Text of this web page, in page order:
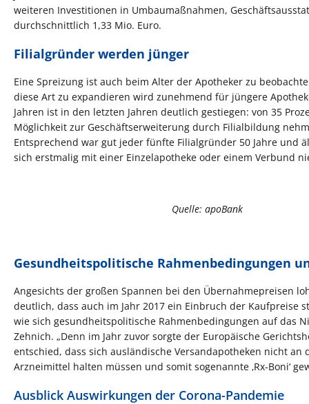
weiteren Investitionen in Umbaumaßnahmen,
durchschnittlich 1,33 Mio. Euro.
Filialgründer werden jünger
Eine Spreizung ist auch beim Alter der Apotheker zu
diese Art zu expandieren wird zunehmend für jüngere
Jahren ist in den letzten Jahren deutlich gestiegen: von 35
Möglichkeit zur Geschäftserweiterung durch Filialbildung
Entsprechend war gut jeder fünfte Filialgründer 50 Jahre und
sich erstmalig mit einer Einzelapotheke oder einem Verbund
Quelle: apoBank
Gesundheitspolitische Rahmenbedingungen
Angesichts der großen Spannen bei den Übernahmepreisen
deutlich, dass auch im Jahr 2017 ein Einbruch der Kaufpreise
wie sich gesundheitspolitische Rahmenbedingungen auf das
Zehnich. „Denn im Jahr zuvor sorgte der Europäische
entschied, dass sich ausländische Versandapotheken nicht
Arzneimittel halten müssen und somit sogenannte ‚Rx-Boni‘
Ausblick Auswirkungen der Corona-Pandemie